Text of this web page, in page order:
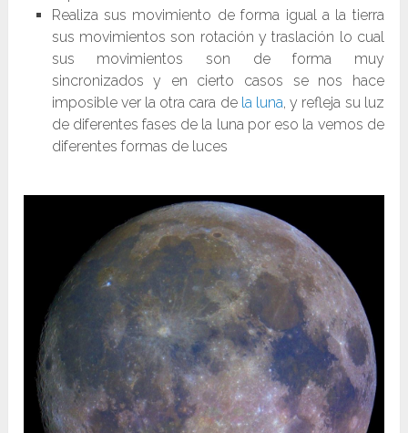
Realiza sus movimiento de forma igual a la tierra
sus movimientos son rotación y traslación lo cual
sus movimientos son de forma muy
sincronizados y en cierto casos se nos hace
imposible ver la otra cara de la luna , y refleja su luz
de diferentes fases de la luna por eso la vemos de
diferentes formas de luces